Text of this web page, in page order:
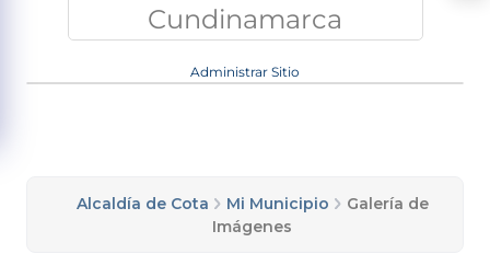
Cundinamarca
Administrar Sitio
Alcaldía de Cota Mi Municipio
Galería de
Imágenes